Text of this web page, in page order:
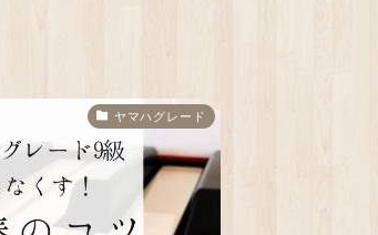
ヤマハグレード